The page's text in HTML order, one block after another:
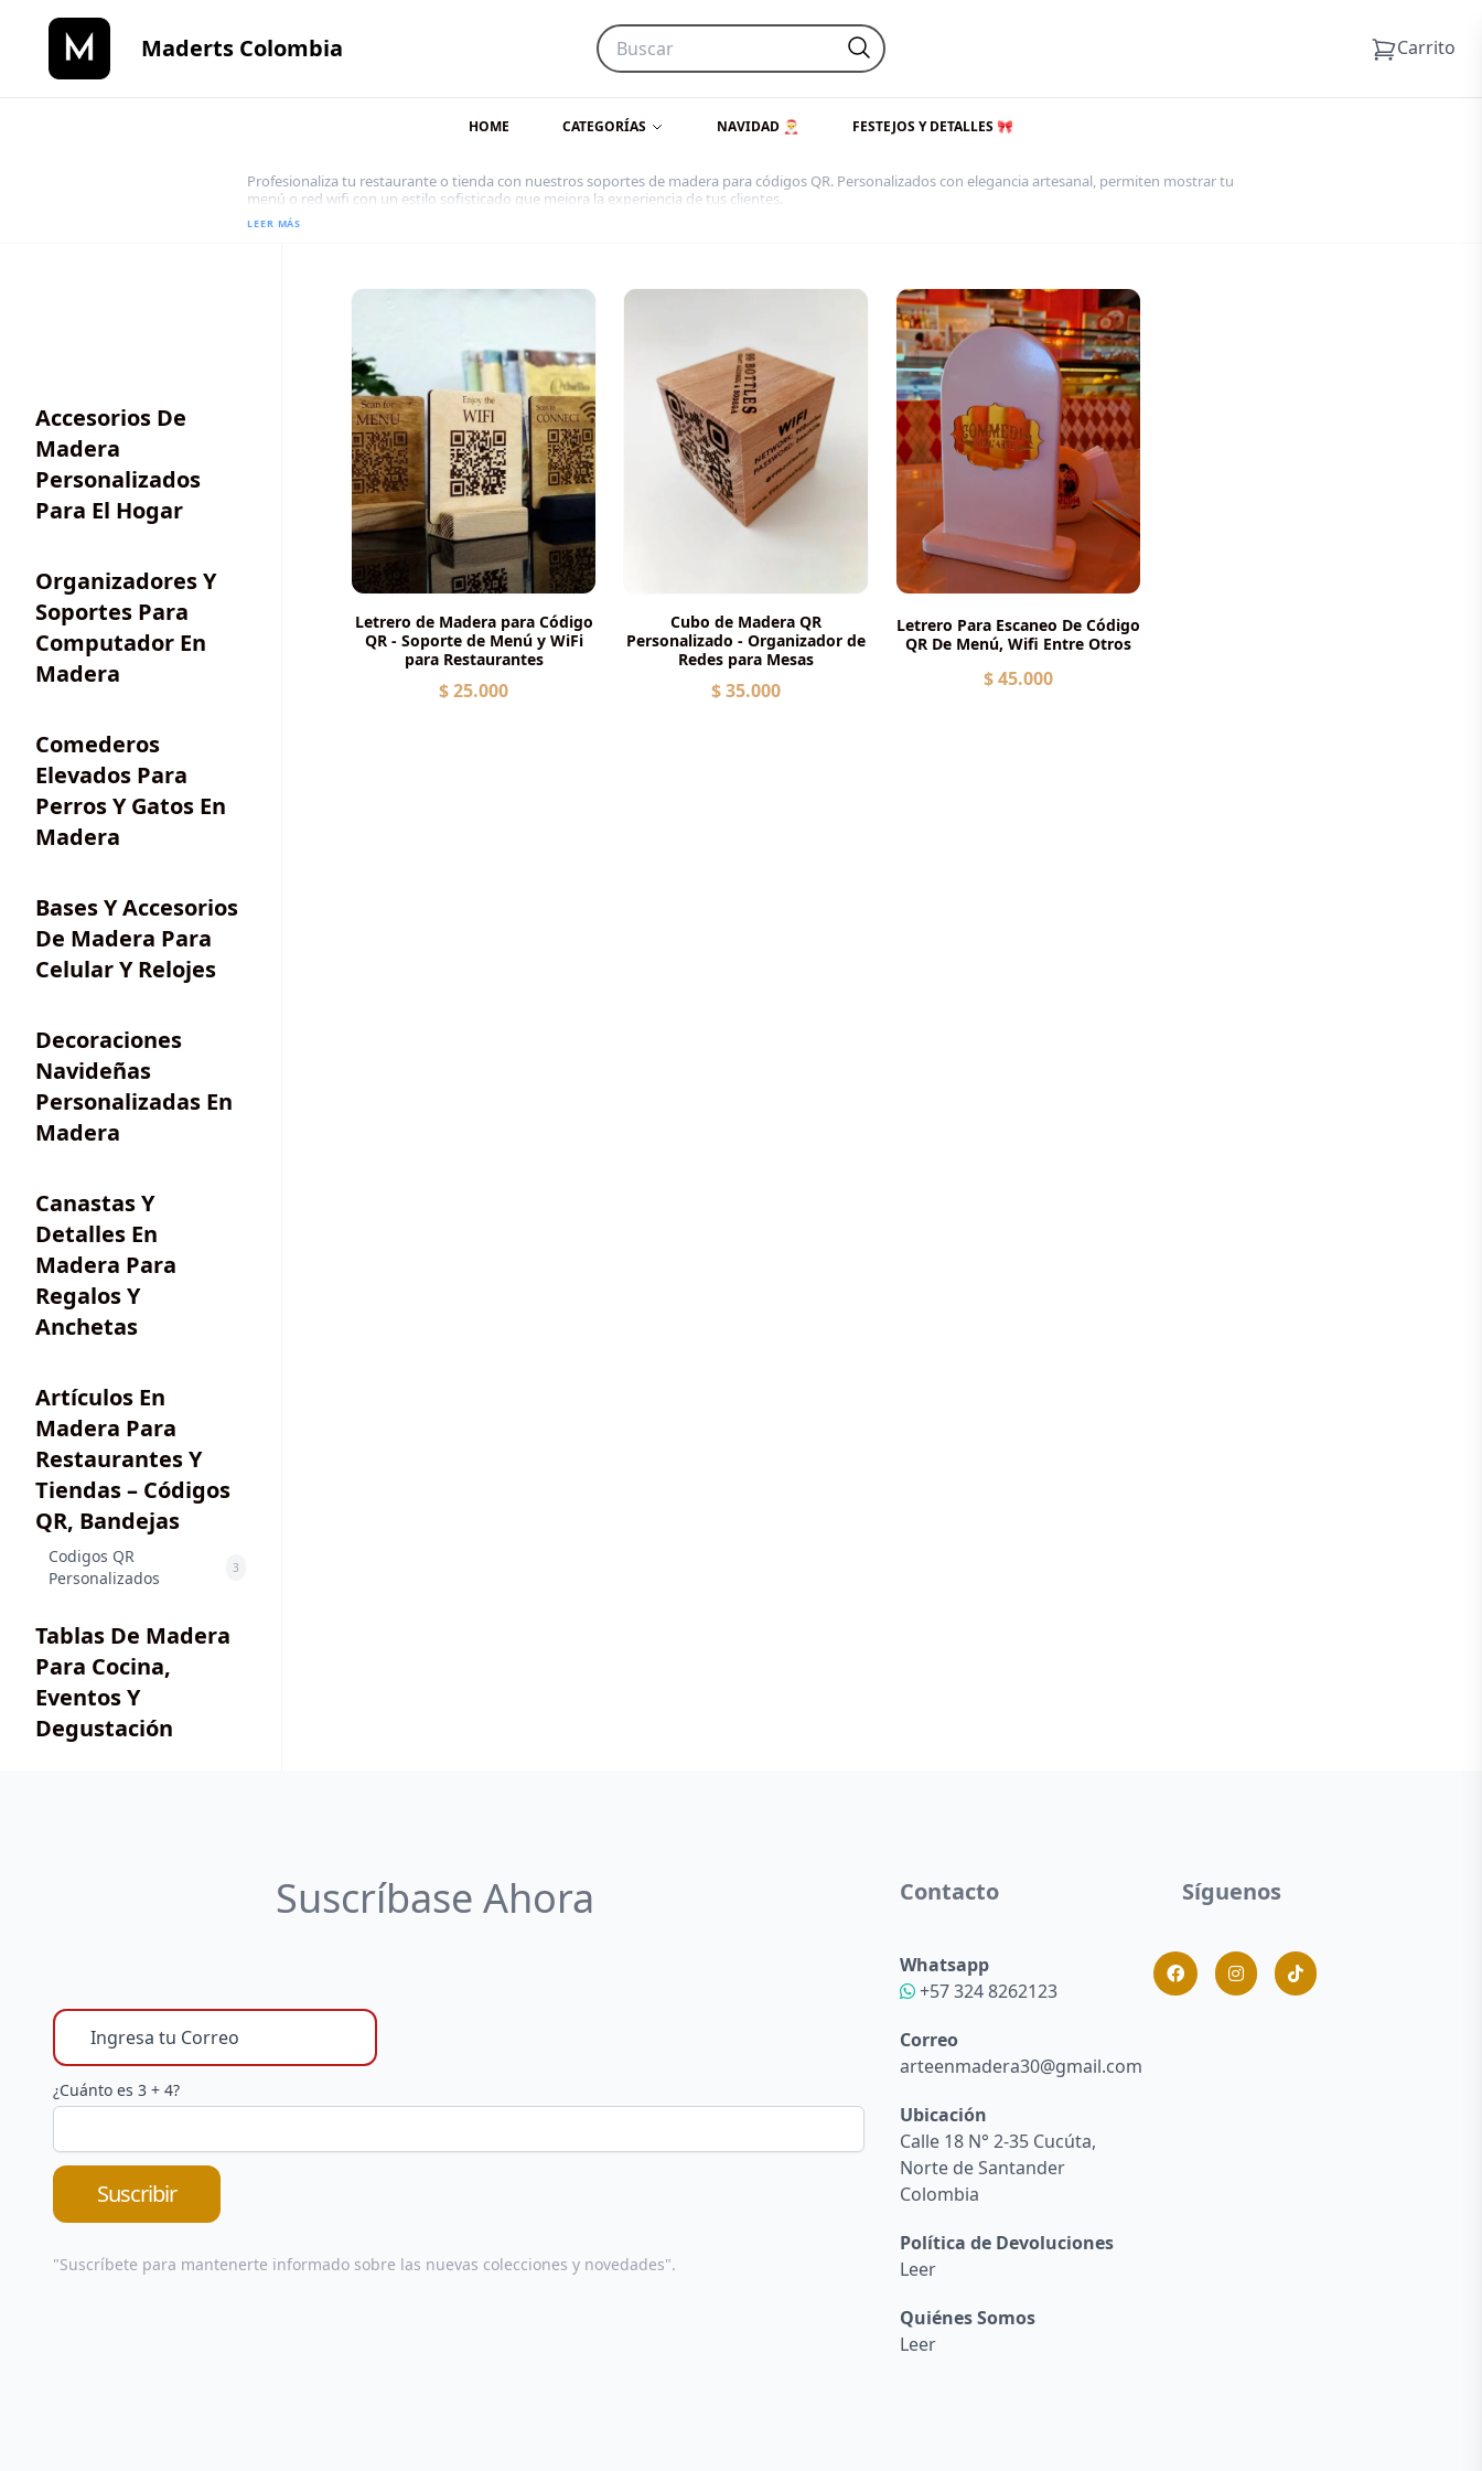
Maderts Colombia Carrito
HOME CATEGORÍAS NAVIDAD 🎅 FESTEJOS Y DETALLES 🎀
Profesionaliza tu restaurante o tienda con nuestros soportes de madera para códigos QR. Personalizados con elegancia artesanal, permiten mostrar tu
menú o red wifi con un estilo sofisticado que mejora la experiencia de tus clientes.
LEER MÁS
Accesorios De
Madera
Personalizados
Para El Hogar
Organizadores Y
Soportes Para
Computador En
Madera
Comederos
Elevados Para
Perros Y Gatos En
Madera
Bases Y Accesorios
De Madera Para
Celular Y Relojes
Decoraciones
Navideñas
Personalizadas En
Madera
Canastas Y
Detalles En
Madera Para
Regalos Y
Anchetas
Artículos En
Madera Para
Restaurantes Y
Tiendas – Códigos
QR, Bandejas
Codigos QR
Personalizados
3
Tablas De Madera
Para Cocina,
Eventos Y
Degustación
Letrero de Madera para Código
QR - Soporte de Menú y WiFi
para Restaurantes
$ 25.000
Cubo de Madera QR
Personalizado - Organizador de
Redes para Mesas
$ 35.000
Letrero Para Escaneo De Código
QR De Menú, Wifi Entre Otros
$ 45.000
Suscríbase Ahora
¿Cuánto es 3 + 4?
Suscribir
"Suscríbete para mantenerte informado sobre las nuevas colecciones y novedades".
Contacto
Whatsapp
+57 324 8262123
Correo
arteenmadera30@gmail.com
Ubicación
Calle 18 N° 2-35 Cucúta,
Norte de Santander
Colombia
Política de Devoluciones
Leer
Quiénes Somos
Leer
Síguenos